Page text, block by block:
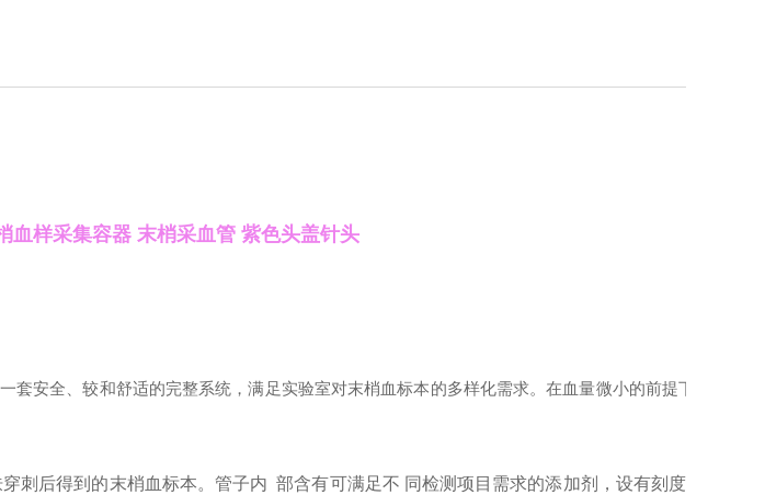
血样采集容器 末梢采血管 紫色头盖针头
套安全、较和舒适的完整系统，满足实验室对末梢血标本的多样化需求。在血量微小的前提下
刺后得到的末梢血标本。管子内 部含有可满足不 同检测项目需求的添加剂，设有刻度